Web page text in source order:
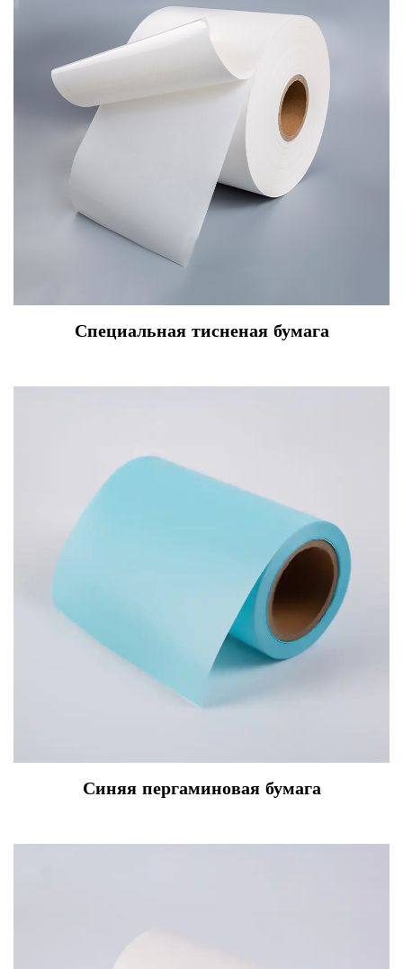
Специальная тисненая бумага
Синяя пергаминовая бумага